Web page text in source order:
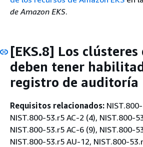
de Amazon EKS.
[EKS.8] Los clústeres
deben tener
registro de auditoría
Requisitos relacionados:
NIST.800-53.r5 AC-2 (4), NIST.800-
NIST.800-53.r5 AC-6 (9), NIST.800-
NIST.800-53.r5 AU-12, NIST.800-